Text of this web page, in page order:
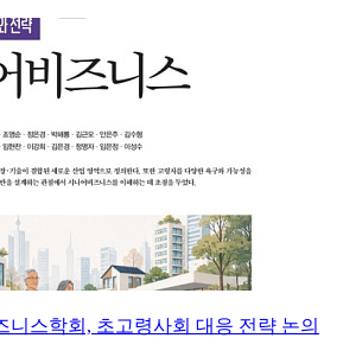
니스학회, 초고령사회 대응 전략 논의